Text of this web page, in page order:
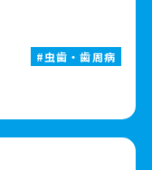
虫歯・歯周病